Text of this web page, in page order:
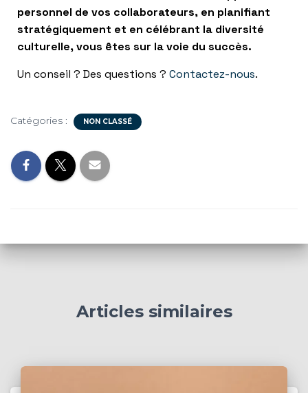
personnel de vos collaborateurs, en planifiant
stratégiquement et en célébrant la diversité
culturelle, vous êtes sur la voie du succès.
Un conseil ? Des questions ? Contactez-nous.
Catégories : NON CLASSÉ
Articles similaires